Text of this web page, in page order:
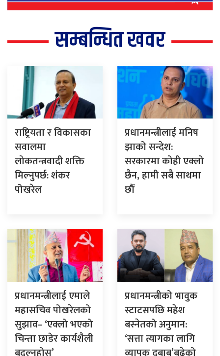
सम्बन्धित खवर
राष्ट्रियता र विकासका
सवालमा
लोकतन्त्रवादी शक्ति
मिल्नुपर्छ: शंकर
पोखरेल
प्रधानमन्त्रीलाई मनिष
झाको सन्देश:
सरकारमा कोही एक्लो
छैन, हामी सबै साथमा
छौँ
प्रधानमन्त्रीलाई एमाले
महासचिव पोखरेलको
सुझाव– ‘एक्लो भएको
चिन्ता छाडेर कार्यशैली
प्रधानमन्त्रीको भावुक
स्टाटसपछि महेश
बस्नेतको अनुमान:
‘सत्ता त्यागका लागि